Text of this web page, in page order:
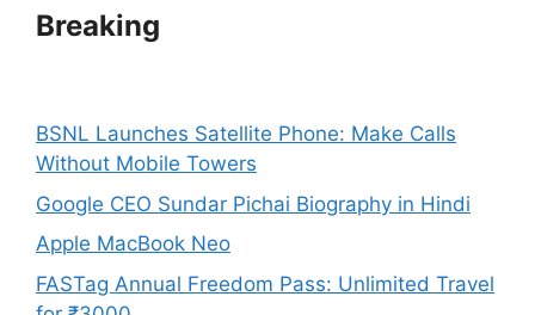
Breaking
BSNL Launches Satellite Phone: Make Calls
Without Mobile Towers
Google CEO Sundar Pichai Biography in Hindi
Apple MacBook Neo
FASTag Annual Freedom Pass: Unlimited Travel